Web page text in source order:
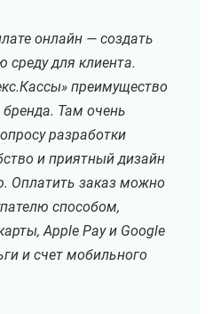
онлайн — создать
среду для клиента.
преимущество
бренда. Там очень
разработки
и приятный дизайн
Оплатить заказ можно
способом,
Apple Pay и Google
и счет мобильного